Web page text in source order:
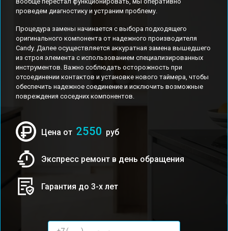
проведем диагностику и устраним проблему.
Процедура замены начинается с выбора подходящего
оригинального компонента от надежного производителя
Candy. Далее осуществляется аккуратная замена вышедшего
из строя элемента с использованием специализированных
инструментов. Важно соблюдать осторожность при
отсоединении контактов и установке нового таймера, чтобы
обеспечить надежное соединение и исключить возможные
повреждения соседних компонентов.
Цена от 2550 руб
Экспресс ремонт в день обращения
Гарантия до 3-х лет